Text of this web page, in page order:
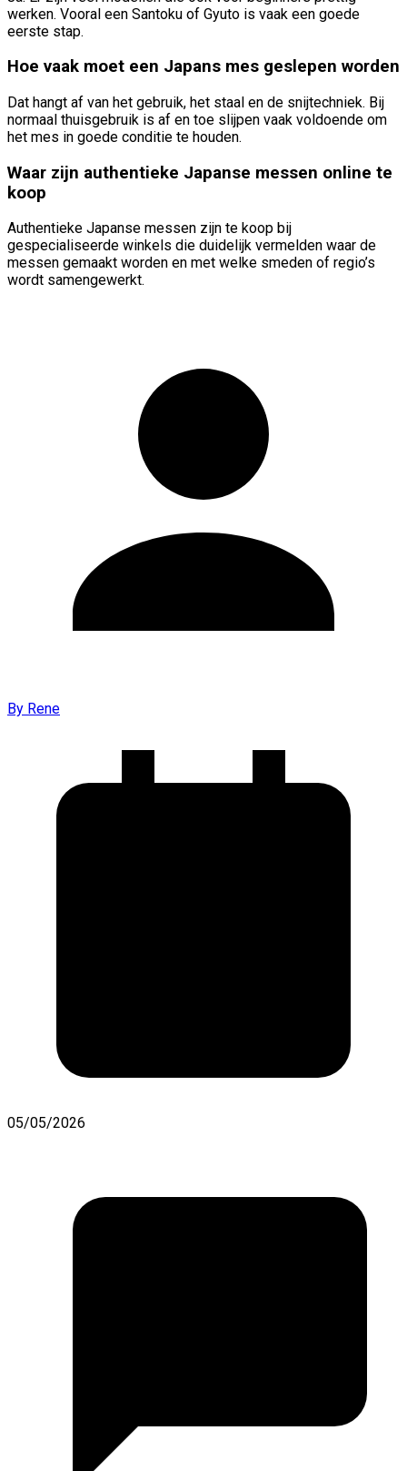
werken. Vooral een Santoku of Gyuto is vaak een goede
eerste stap.
Hoe vaak moet een Japans mes geslepen worden
Dat hangt af van het gebruik, het staal en de snijtechniek. Bij
normaal thuisgebruik is af en toe slijpen vaak voldoende om
het mes in goede conditie te houden.
Waar zijn authentieke Japanse messen online te
koop
Authentieke Japanse messen zijn te koop bij
gespecialiseerde winkels die duidelijk vermelden waar de
messen gemaakt worden en met welke smeden of regio’s
wordt samengewerkt.
By Rene
05/05/2026